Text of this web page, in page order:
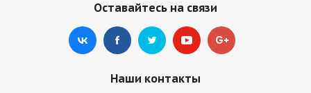
Оставайтесь на связи
Наши контакты